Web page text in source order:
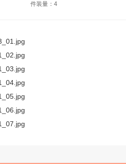
件装量：4